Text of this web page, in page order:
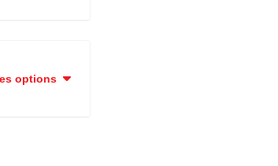
options